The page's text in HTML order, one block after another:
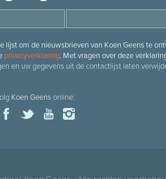
om de nieuwsbrieven van Koen Geens te
privacyverklaring. Met vragen over deze
en uw gegevens uit de contactlijst laten
Koen Geensonline: